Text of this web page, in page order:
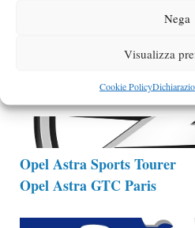
Nega
Visualizza
Cookie Policy
Mitsubishi i-MiEV europea
Opel Astra Sports Tourer
Opel Astra GTC Paris